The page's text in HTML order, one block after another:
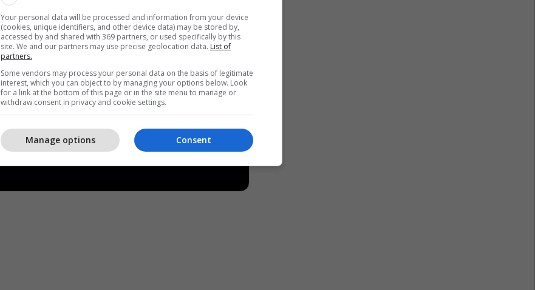
Your personal data will be processed and information from your device
(cookies, unique identifiers, and other device data) may be stored by,
accessed by and shared with 369 partners, or used specifically by this
site. We and our partners may use precise geolocation data. List of
partners.
Some vendors may process your personal data on the basis of legitimate
interest, which you can object to by managing your options below. Look
for a link at the bottom of this page or in the site menu to manage or
withdraw consent in privacy and cookie settings.
Consent
Manage options